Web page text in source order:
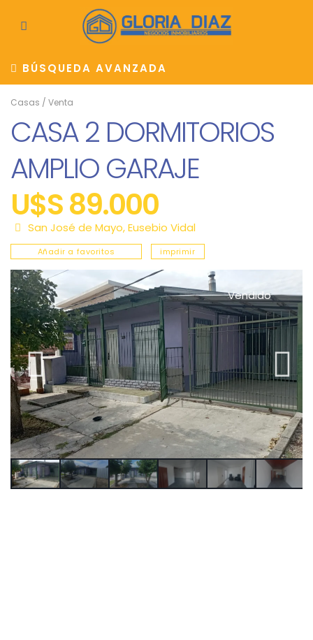
BÚSQUEDA AVANZADA
Casas / Venta
CASA 2 DORMITORIOS
AMPLIO GARAJE
U$S 89.000
San José de Mayo,Eusebio Vidal
Añadir a favoritos imprimir
Vendido